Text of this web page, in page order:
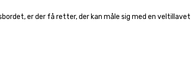
er der få retter, der kan måle sig med en veltillavet